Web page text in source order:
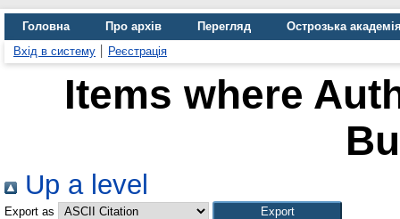
Головна Про архів Перегляд
Острозька
Вхід в систему
Реєстрація
Items where
Up a level
Export as